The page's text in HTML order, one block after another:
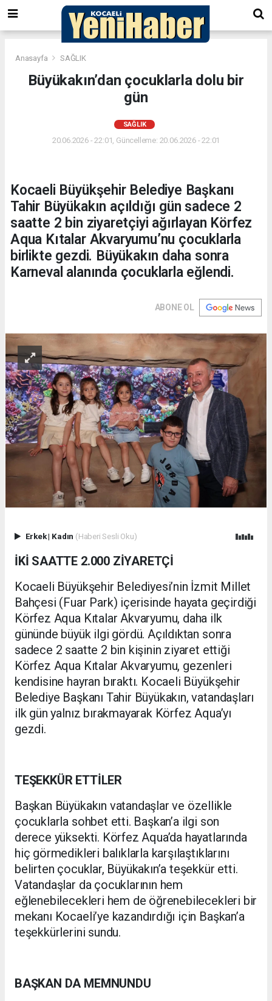
Anasayfa SAĞLIK
Büyükakın’dan çocuklarla dolu bir
gün
SAĞLIK
20.06.2026 - 22:01, Güncelleme: 20.06.2026 - 22:01
Kocaeli Büyükşehir Belediye Başkanı
Tahir Büyükakın açıldığı gün sadece 2
saatte 2 bin ziyaretçiyi ağırlayan Körfez
Aqua Kıtalar Akvaryumu’nu çocuklarla
birlikte gezdi. Büyükakın daha sonra
Karneval alanında çocuklarla eğlendi.
ABONE OL
Erkek| Kadın (Haberi Sesli Oku)
İKİ SAATTE 2.000 ZİYARETÇİ
Kocaeli Büyükşehir Belediyesi’nin İzmit Millet
Bahçesi (Fuar Park) içerisinde hayata geçirdiği
Körfez Aqua Kıtalar Akvaryumu, daha ilk
gününde büyük ilgi gördü. Açıldıktan sonra
sadece 2 saatte 2 bin kişinin ziyaret ettiği
Körfez Aqua Kıtalar Akvaryumu, gezenleri
kendisine hayran bıraktı. Kocaeli Büyükşehir
Belediye Başkanı Tahir Büyükakın, vatandaşları
ilk gün yalnız bırakmayarak Körfez Aqua’yı
gezdi.
TEŞEKKÜR ETTİLER
Başkan Büyükakın vatandaşlar ve özellikle
çocuklarla sohbet etti. Başkan’a ilgi son
derece yüksekti. Körfez Aqua’da hayatlarında
hiç görmedikleri balıklarla karşılaştıklarını
belirten çocuklar, Büyükakın’a teşekkür etti.
Vatandaşlar da çocuklarının hem
eğlenebilecekleri hem de öğrenebilecekleri bir
mekanı Kocaeli’ye kazandırdığı için Başkan’a
teşekkürlerini sundu.
BAŞKAN DA MEMNUNDU